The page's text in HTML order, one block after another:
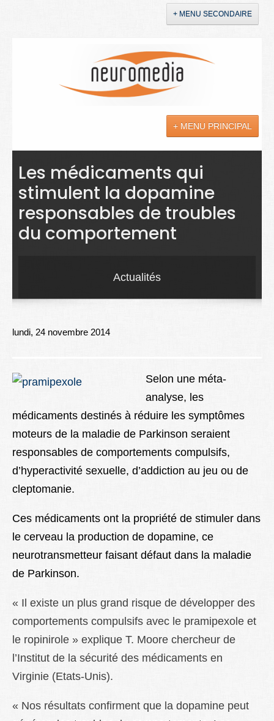
+ MENU SECONDAIRE
+ MENU PRINCIPAL
Actualités
Sciences
Maladies
Soins
Les médicaments qui
stimulent la dopamine
responsables de troubles
du comportement
Actualités
lundi, 24 novembre 2014
Selon une méta-
analyse, les
médicaments destinés à réduire les symptômes
moteurs de la maladie de Parkinson seraient
responsables de comportements compulsifs,
d’hyperactivité sexuelle, d’addiction au jeu ou de
cleptomanie.
Ces médicaments ont la propriété de stimuler dans
le cerveau la production de dopamine, ce
neurotransmetteur faisant défaut dans la maladie
de Parkinson.
« Il existe un plus grand risque de développer des
comportements compulsifs avec le pramipexole et
le ropinirole » explique T. Moore chercheur de
l’Institut de la sécurité des médicaments en
Virginie (Etats-Unis).
« Nos résultats confirment que la dopamine peut